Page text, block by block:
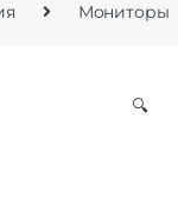
Мониторы
🔍